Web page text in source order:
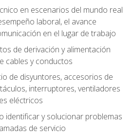
en escenarios del mundo real
laboral, el avance
en el lugar de trabajo
de derivación y alimentación
cables y conductos
de disyuntores, accesorios de
interruptores, ventiladores
eléctricos
identificar y solucionar problemas
de servicio